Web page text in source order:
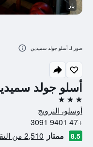
أسلو جولد
3 نجوم
أوسلو، النرويج
+47 9401 3091
8.5 ممتاز 2,510 من التقييمات تم التحقق منها
بار
صور لـ أسلو جولد سميدين